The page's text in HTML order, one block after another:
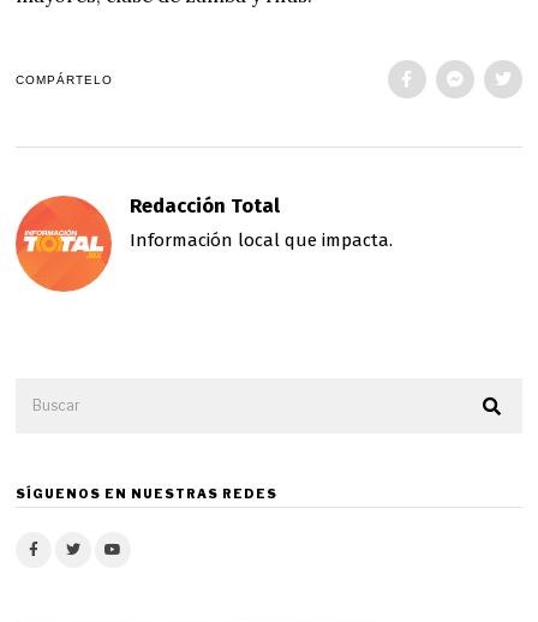
COMPÁRTELO
Redacción Total
Información local que impacta.
SÍGUENOS EN NUESTRAS REDES